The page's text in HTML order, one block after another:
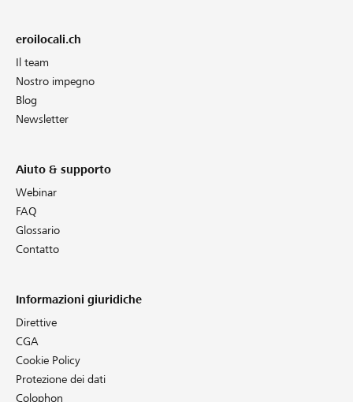
eroilocali.ch
Il team
Nostro impegno
Blog
Newsletter
Aiuto & supporto
Webinar
FAQ
Glossario
Contatto
Informazioni giuridiche
Direttive
CGA
Cookie Policy
Protezione dei dati
Colophon